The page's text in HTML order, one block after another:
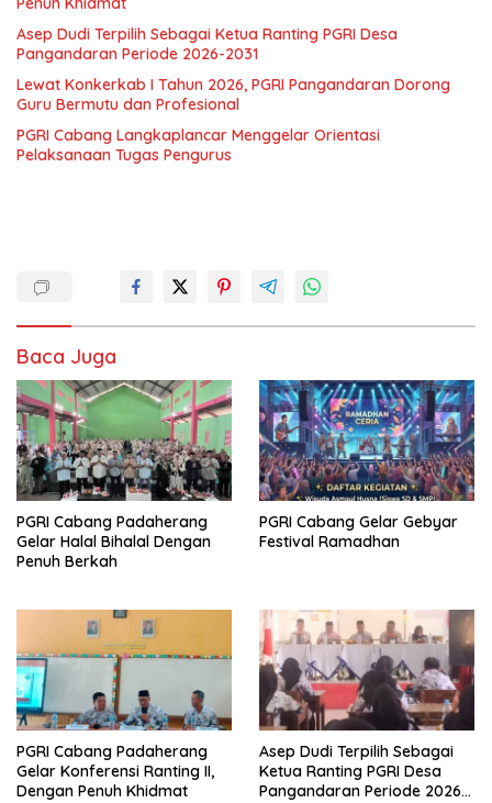
Asep Dudi Terpilih Sebagai Ketua Ranting PGRI Desa
Pangandaran Periode 2026-2031
Lewat Konkerkab I Tahun 2026, PGRI Pangandaran Dorong
Guru Bermutu dan Profesional
PGRI Cabang Langkaplancar Menggelar Orientasi
Pelaksanaan Tugas Pengurus
Baca Juga
PGRI Cabang Padaherang
Gelar Halal Bihalal Dengan
Penuh Berkah
PGRI Cabang Gelar Gebyar
Festival Ramadhan
PGRI Cabang Padaherang
Gelar Konferensi Ranting II,
Dengan Penuh Khidmat
Asep Dudi Terpilih Sebagai
Ketua Ranting PGRI Desa
Pangandaran Periode 2026-